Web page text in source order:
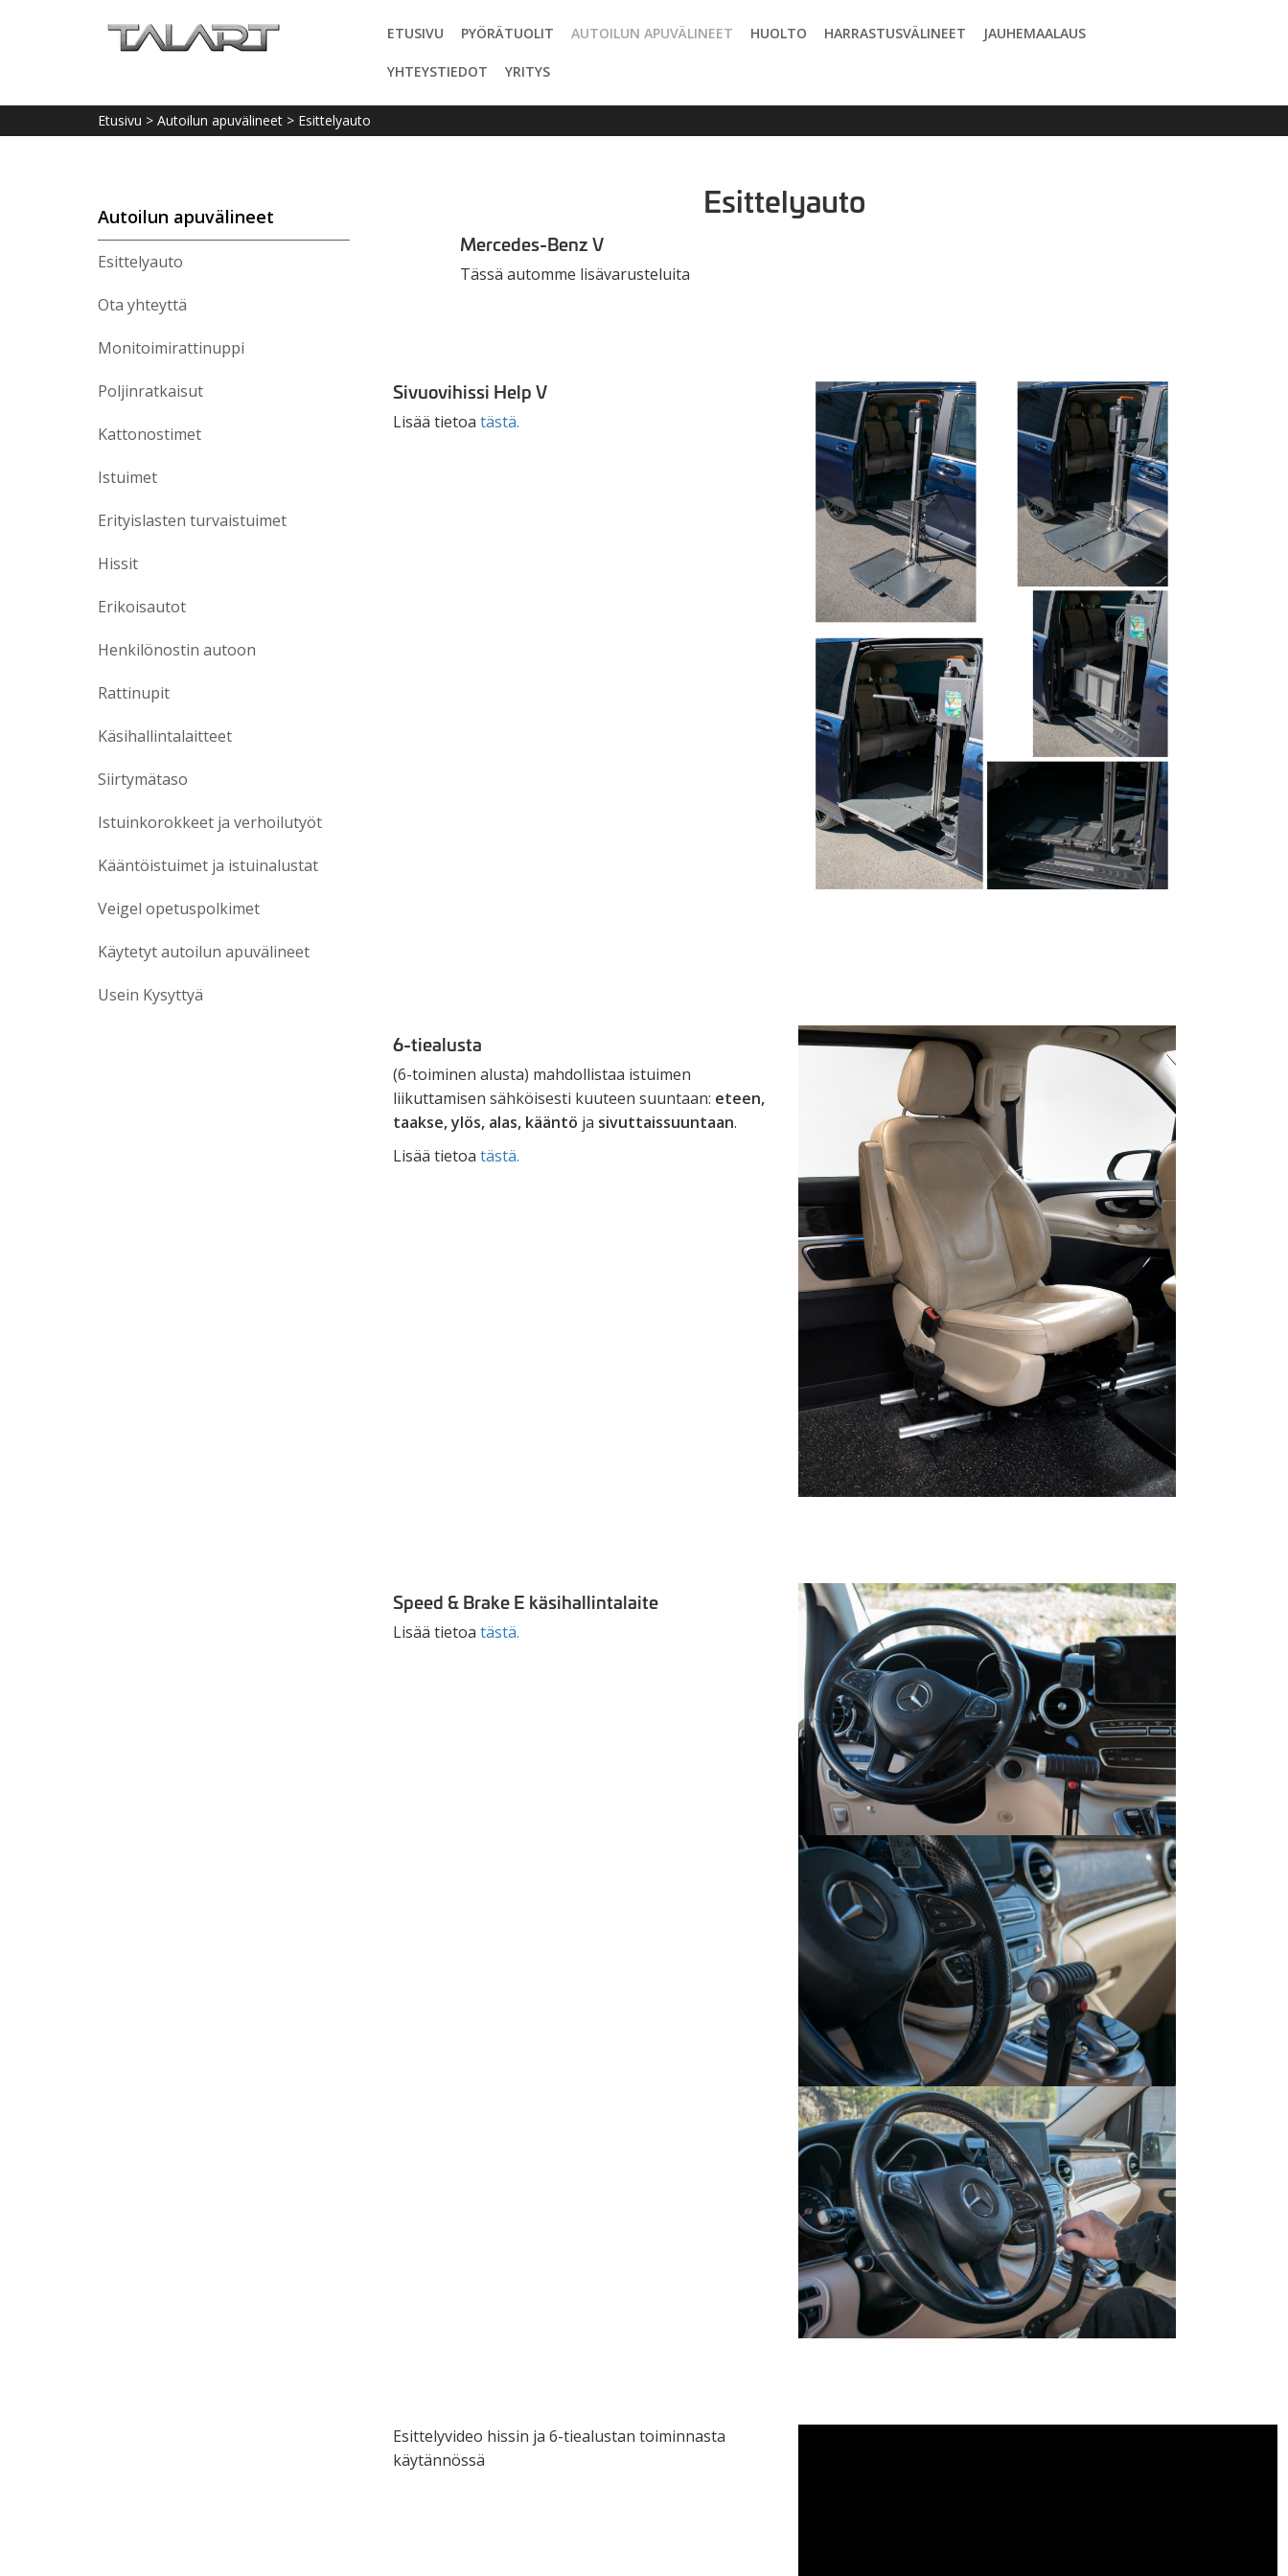
ETUSIVU PYÖRÄTUOLIT AUTOILUN APUVÄLINEET HUOLTO HARRASTUSVÄLINEET JAUHEMAALAUS
YHTEYSTIEDOT YRITYS
Etusivu > Autoilun apuvälineet > Esittelyauto
Autoilun apuvälineet
Esittelyauto
Ota yhteyttä
Monitoimirattinuppi
Poljinratkaisut
Kattonostimet
Istuimet
Erityislasten turvaistuimet
Hissit
Erikoisautot
Henkilönostin autoon
Rattinupit
Käsihallintalaitteet
Siirtymätaso
Istuinkorokkeet ja verhoilutyöt
Kääntöistuimet ja istuinalustat
Veigel opetuspolkimet
Käytetyt autoilun apuvälineet
Usein Kysyttyä
Esittelyauto
Mercedes-Benz V
Tässä automme lisävarusteluita
Sivuovihissi Help V
Lisää tietoa tästä.
6-tiealusta
(6-toiminen alusta) mahdollistaa istuimen
liikuttamisen sähköisesti kuuteen suuntaan: eteen,
taakse, ylös, alas, kääntö ja sivuttaissuuntaan.
Lisää tietoa tästä.
Speed & Brake E käsihallintalaite
Lisää tietoa tästä.
Esittelyvideo hissin ja 6-tiealustan toiminnasta
käytännössä